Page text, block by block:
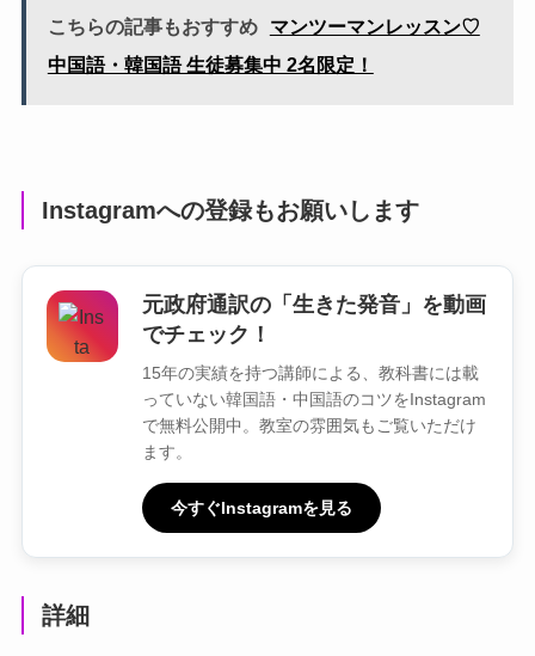
こちらの記事もおすすめ
マンツーマンレッスン♡
中国語・韓国語 生徒募集中 2名限定！
Instagramへの登録もお願いします
元政府通訳の「生きた発音」を動画
でチェック！
15年の実績を持つ講師による、教科書には載
っていない韓国語・中国語のコツをInstagram
で無料公開中。教室の雰囲気もご覧いただけ
ます。
今すぐInstagramを見る
詳細